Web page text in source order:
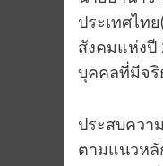
ประเทศไท
สังคมแห่งปี
บุคคลที่มีจริ
ประสบควา
ตามแนวหลั